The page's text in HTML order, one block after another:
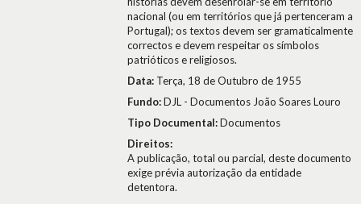
nacional (ou em territórios que já pertenceram a
Portugal); os textos devem ser gramaticalmente
correctos e devem respeitar os símbolos
patrióticos e religiosos.
Data: Terça, 18 de Outubro de 1955
Fundo:DJL - Documentos João Soares Louro
Tipo Documental:Documentos
Direitos:
A publicação, total ou parcial, deste documento
exige prévia autorização da entidade
detentora.